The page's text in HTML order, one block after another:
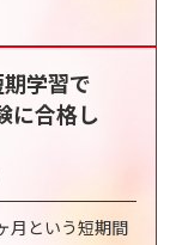
学習で
に合格し
月という短期間